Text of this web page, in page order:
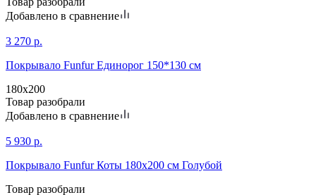
Добавлено в сравнение
3 270 р.
Покрывало Funfur Единорог 150*130 см
180х200
Товар разобрали
Добавлено в сравнение
5 930 р.
Покрывало Funfur Коты 180х200 см Голубой
Товар разобрали